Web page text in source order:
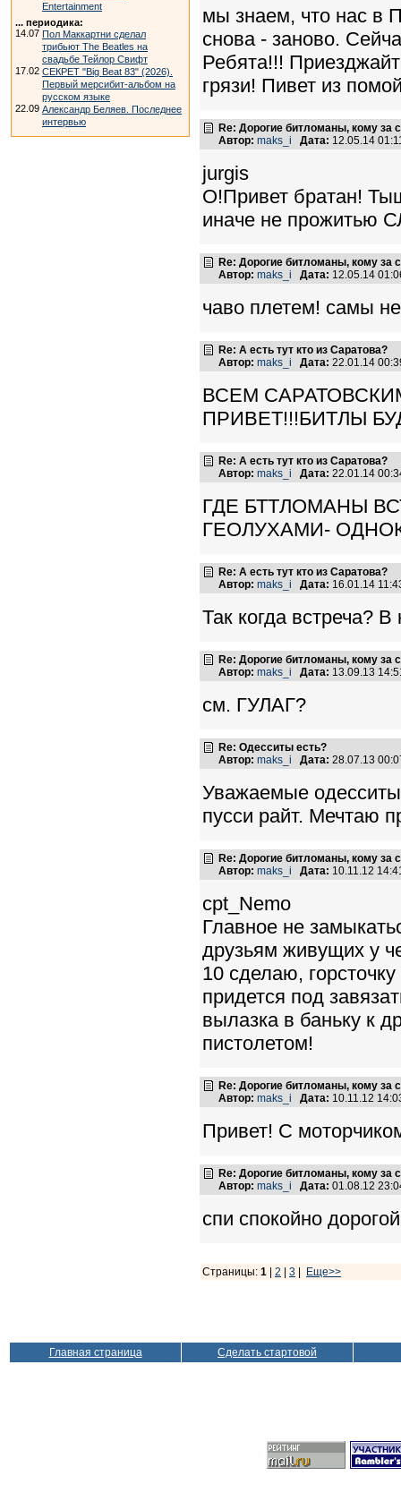
Entertainment
... периодика:
14.07 Пол Маккартни сделал
трибьют The Beatles на
свадьбе Тейлор Свифт
17.02 СЕКРЕТ "Big Beat 83" (2026).
Первый мерсибит-альбом на
русском языке
22.09 Александр Беляев. Последнее
интервью
мы знаем, что нас в
снова - заново.
Ребята!!!
грязи! Пивет из
Re: Дорогие битломаны, кому за
Автор: maks_i Дата: 12.05.14
jurgis
О!Привет братан!
иначе не
Re: Дорогие битломаны, кому за
Автор: maks_i Дата: 12.05.14
чаво плетем! самы
Re: А есть тут кто из Саратова?
Автор: maks_i Дата: 22.01.14
ВСЕМ
ПРИВЕТ!!!БИТЛЫ
Re: А есть тут кто из Саратова?
Автор: maks_i Дата: 22.01.14
ГДЕ БТТЛОМАНЫ
ГЕОЛУХАМИ-
Re: А есть тут кто из Саратова?
Автор: maks_i Дата: 16.01.14
Так когда встреча? В
Re: Дорогие битломаны, кому за
Автор: maks_i Дата: 13.09.13
см. ГУЛАГ?
Re: Одесситы есть?
Автор: maks_i Дата: 28.07.13
Уважаемые
пусси райт. Мечтаю
Re: Дорогие битломаны, кому за
Автор: maks_i Дата: 10.11.12
cpt_Nemo
Главное не
друзьям живущих у
10 сделаю,
придется под
вылазка в баньку к
пистолетом!
Re: Дорогие битломаны, кому за
Автор: maks_i Дата: 10.11.12
Привет! С
Re: Дорогие битломаны, кому за
Автор: maks_i Дата: 01.08.12
спи спокойно
Страницы: 1 | 2 | 3 | Еще>>
Главная страница Сделать стартовой